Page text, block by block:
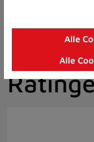
8)
I)
der
Alle
Alle